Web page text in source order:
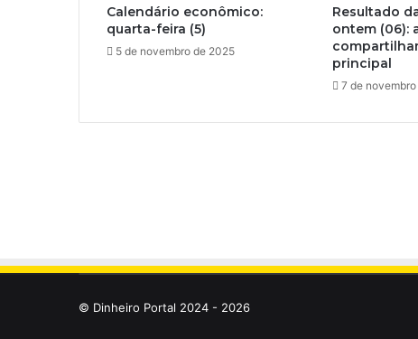
Calendário econômico:
quarta-feira (5)
5 de novembro de 2025
Resultado
ontem (06):
principal
7 de
© Dinheiro Portal 2024 - 2026